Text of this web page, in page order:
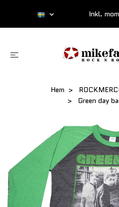
Inkl.
Hem
Green day